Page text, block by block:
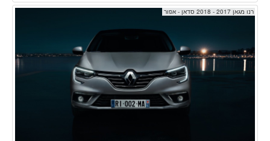
רנו מגאן 2017 - 2018 סדאן - אפור